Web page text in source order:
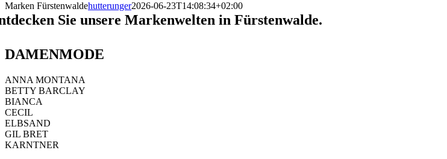
Marken Fürstenwaldehutterunger2026-06-23T14:08:34+02:00
Sie unsere Markenwelten in Fürstenwalde.
DAMENMODE
ANNA MONTANA
BETTY BARCLAY
BIANCA
CECIL
ELBSAND
GIL BRET
KARNTNER